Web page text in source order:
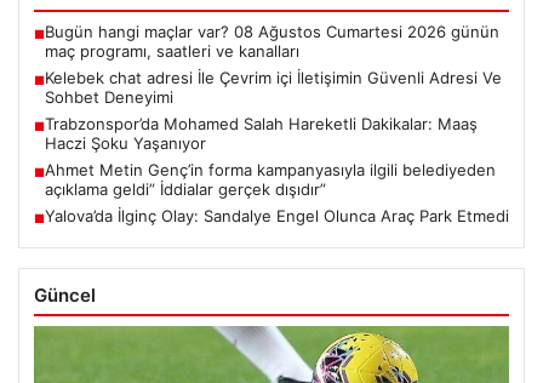
■Bugün hangi maçlar var? 08 Ağustos Cumartesi 2026 günün
maç programı, saatleri ve kanalları
■Kelebek chat adresi İle Çevrim içi İletişimin Güvenli Adresi Ve
Sohbet Deneyimi
■Trabzonspor’da Mohamed Salah Hareketli Dakikalar: Maaş
Haczi Şoku Yaşanıyor
■Ahmet Metin Genç’in forma kampanyasıyla ilgili belediyeden
açıklama geldi” İddialar gerçek dışıdır”
■Yalova’da İlginç Olay: Sandalye Engel Olunca Araç Park Etmedi
Güncel